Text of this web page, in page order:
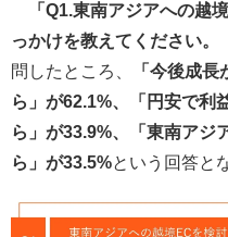
「Q1.東南アジアへの越
っかけを教えてください。
問したところ、
「今後成
ら」が62.1%、「円安で利
ら」が33.9%、「東南アジ
ら」が33.5%という回答と